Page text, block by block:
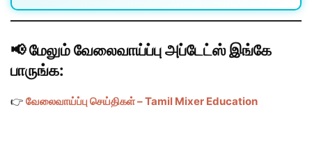
📢 மேலும் வேலைவாய்ப்பு அப்டேட்ஸ் இங்கே
பாருங்க:
👉 வேலைவாய்ப்பு செய்திகள் – Tamil Mixer Education